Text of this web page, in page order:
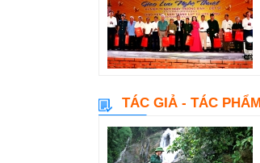
TÁC GIẢ - TÁC PHẨM